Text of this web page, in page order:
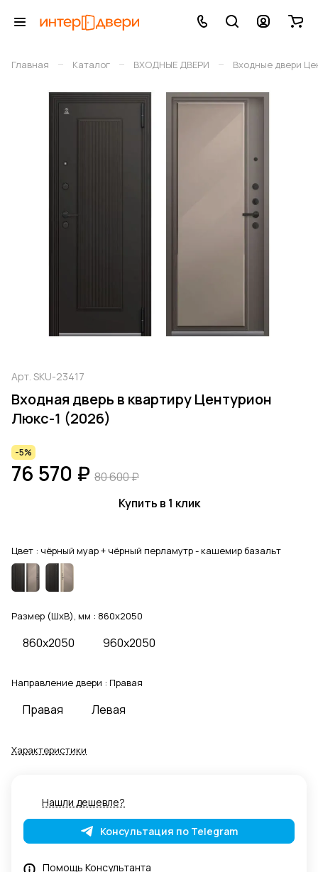
Главная – Каталог – ВХОДНЫЕ ДВЕРИ – Входные двери
Арт. SKU-23417
Входная дверь в квартиру Центурион
Люкс-1 (2026)
-5%
76 570 ₽ 80 600 ₽
Купить в 1 клик
Цвет : чёрный муар + чёрный перламутр - кашемир базальт
Размер (ШхВ), мм : 860x2050
860x2050 960x2050
Направление двери : Правая
Правая Левая
Характеристики
Нашли дешевле?
Консультация по Telegram
Помощь Консультанта